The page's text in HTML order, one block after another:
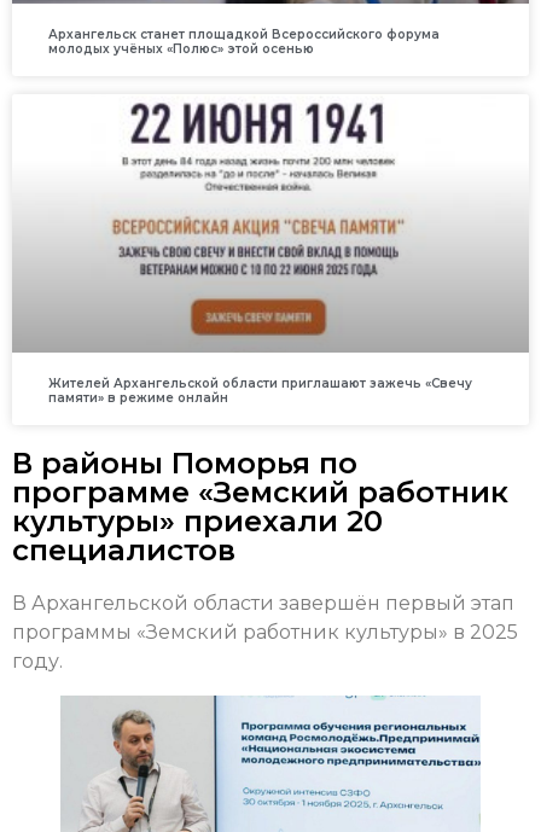
Архангельск станет площадкой Всероссийского форума
молодых учёных «Полюс» этой осенью
Жителей Архангельской области приглашают зажечь «Свечу
памяти» в режиме онлайн
В районы Поморья по
программе «Земский работник
культуры» приехали 20
специалистов
В Архангельской области завершён первый этап
программы «Земский работник культуры» в 2025
году.